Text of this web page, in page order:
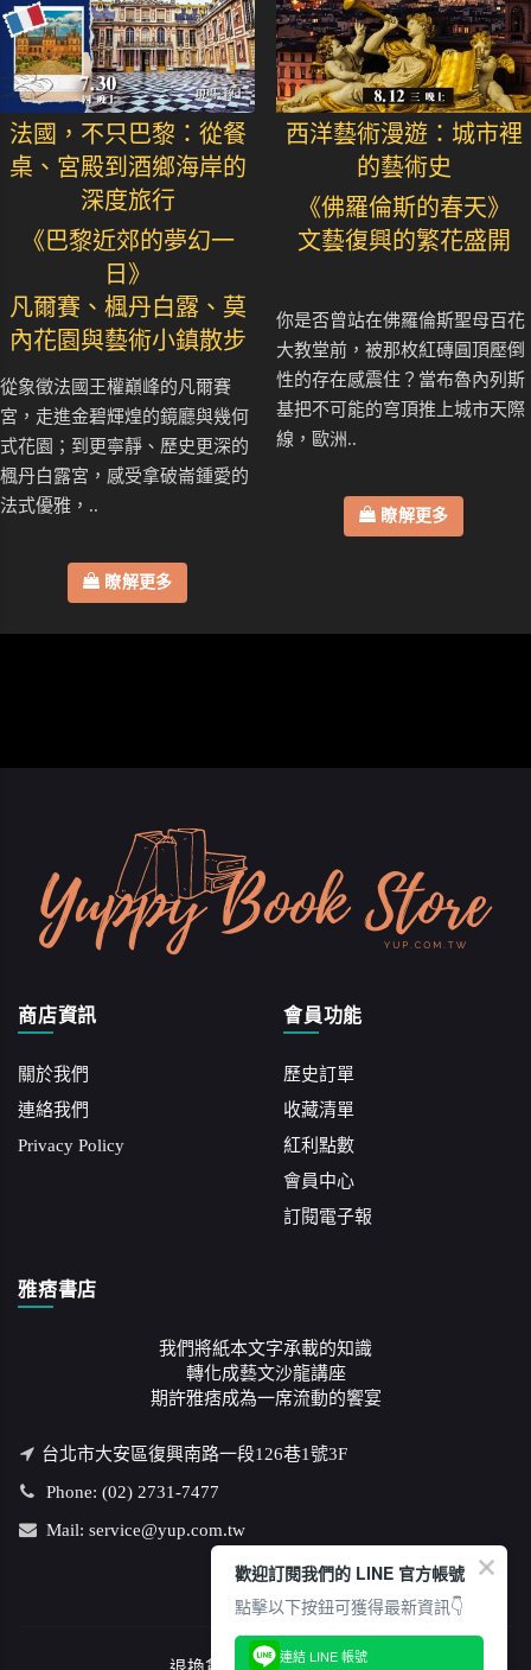
法國，不只巴黎：從餐
桌、宮殿到酒鄉海岸的
深度旅行
《巴黎近郊的夢幻一
日》
凡爾賽、楓丹白露、莫
內花園與藝術小鎮散步
從象徵法國王權巔峰的凡爾賽
宮，走進金碧輝煌的鏡廳與幾何
式花園；到更寧靜、歷史更深的
楓丹白露宮，感受拿破崙鍾愛的
法式優雅，..
瞭解更多
西洋藝術漫遊：城市裡
的藝術史
《佛羅倫斯的春天》
文藝復興的繁花盛開
你是否曾站在佛羅倫斯聖母百花
大教堂前，被那枚紅磚圓頂壓倒
性的存在感震住？當布魯內列斯
基把不可能的穹頂推上城市天際
線，歐洲..
瞭解更多
商店資訊
關於我們
連絡我們
Privacy Policy
會員功能
歷史訂單
收藏清單
紅利點數
會員中心
訂閱電子報
雅痞書店
我們將紙本文字承載的知識
轉化成藝文沙龍講座
期許雅痞成為一席流動的饗宴
台北市大安區復興南路一段126巷1號3F
Phone: (02) 2731-7477
Mail: service@yup.com.tw
歡迎訂閱我們的 LINE 官方帳號
點擊以下按鈕可獲得最新資訊👇
連結 LINE 帳號